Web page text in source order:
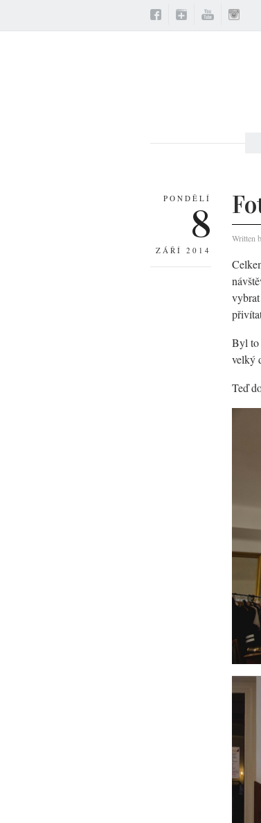
PONDĚLÍ
8
ZÁŘÍ 2014
Written
Byl to
velký
Teď